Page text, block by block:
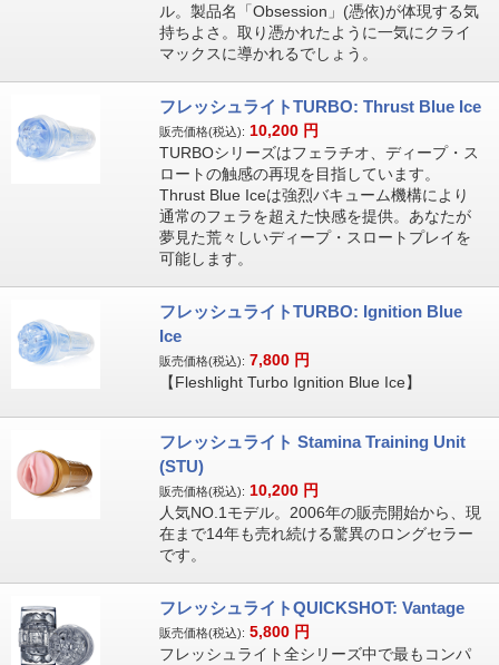
ル。製品名「Obsession」(憑依)が体現する気
持ちよさ。取り憑かれたように一気にクライ
マックスに導かれるでしょう。
フレッシュライトTURBO: Thrust Blue Ice
販売価格(税込): 10,200 円
TURBOシリーズはフェラチオ、ディープ・ス
ロートの触感の再現を目指しています。
Thrust Blue Iceは強烈バキューム機構により
通常のフェラを超えた快感を提供。あなたが
夢見た荒々しいディープ・スロートプレイを
可能します。
フレッシュライトTURBO: Ignition Blue
Ice
販売価格(税込): 7,800 円
【Fleshlight Turbo Ignition Blue Ice】
フレッシュライト Stamina Training Unit
(STU)
販売価格(税込): 10,200 円
人気NO.1モデル。2006年の販売開始から、現
在まで14年も売れ続ける驚異のロングセラー
です。
フレッシュライトQUICKSHOT: Vantage
販売価格(税込): 5,800 円
フレッシュライト全シリーズ中で最もコンパ